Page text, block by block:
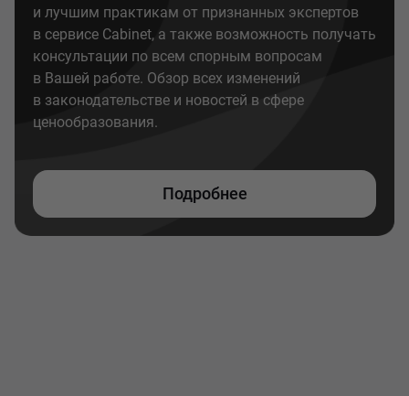
и лучшим практикам от признанных экспертов
в сервисе Cabinet, а также возможность получать
консультации по всем спорным вопросам
в Вашей работе. Обзор всех изменений
в законодательстве и новостей в сфере
ценообразования.
Подробнее